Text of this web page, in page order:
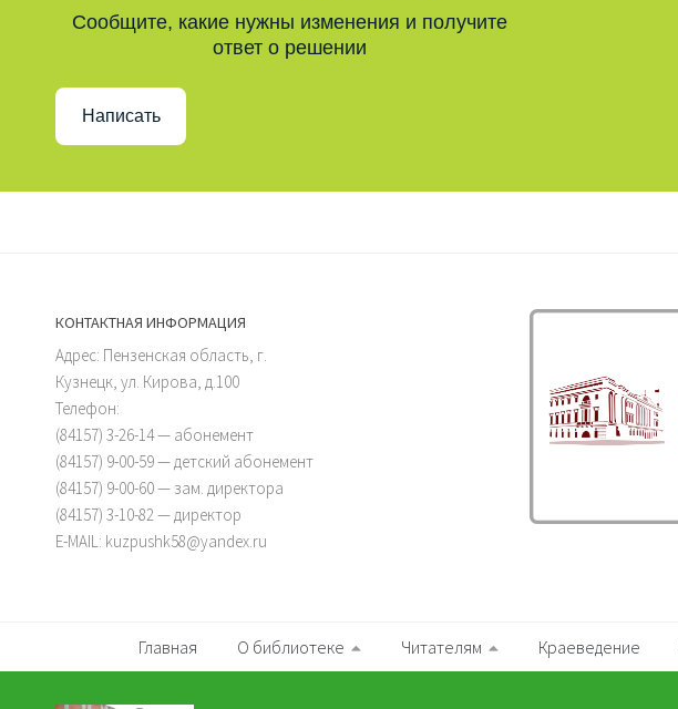
Сообщите, какие нужны изменения и получите
ответ о решении
Написать
КОНТАКТНАЯ ИНФОРМАЦИЯ
Адрес: Пензенская область, г.
Кузнецк, ул. Кирова, д.100
Телефон:
(84157) 3-26-14 — абонемент
(84157) 9-00-59 — детский абонемент
(84157) 9-00-60 — зам. директора
(84157) 3-10-82 — директор
E-MAIL: kuzpushk58@yandex.ru
Главная О библиотеке Читателям Краеведение